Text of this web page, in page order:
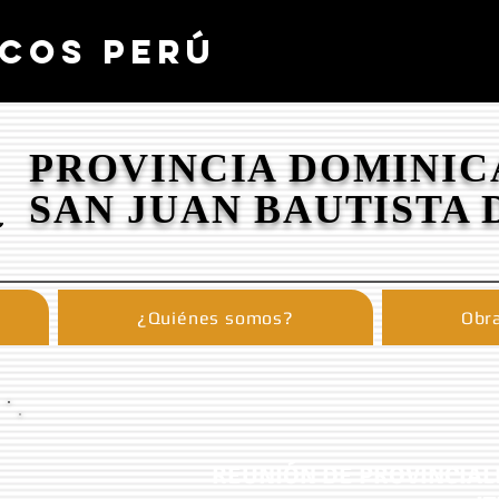
PERÚ
PROVINCIA
SAN JUAN BAUTISTA
¿Quiénes somos?